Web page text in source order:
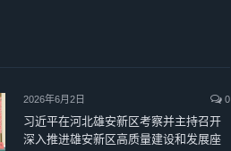
2026年6月2日 0
习近平在河北雄安新区考察并主持召开
深入推进雄安新区高质量建设和发展座